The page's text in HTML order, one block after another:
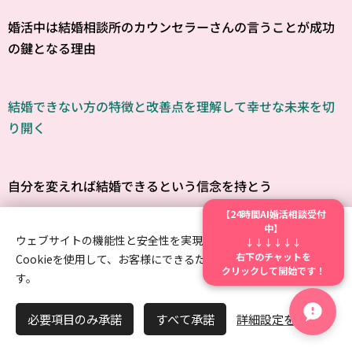
婚活中は結婚相談所のカウンセラーさんの言うことが成功
の鍵となる理由
結婚できない方の特徴と改善点を理解して幸せな未来を切
り開く
自分を変えれば結婚できるという信念を持とう
結婚相談所の婚活は楽し体験談から学び取る成功の秘密！
あなたのお悩みに寄り添い、 幸せなあなたの結婚、精一杯
応援いたします。
ウェブサイトの機能性と安全性を実現するため、Webnodeは
Cookieを使用して、お客様にできるだけ最高の体験を提供しま
す。
必要項目のみ承諾 すべて承諾 詳細設定を開く
【24時間AI婚活相談受付
中】
↓↓↓↓↓↓
右下のチャットを
クリックして開始です！